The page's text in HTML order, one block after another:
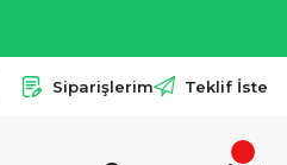
Siparişlerim Teklif İste